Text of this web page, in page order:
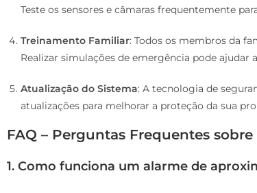
Teste os sensores e câmaras frequentemente
Treinamento Familiar: Todos os membros da
Realizar simulações de emergência pode
Atualização do Sistema: A tecnologia de
atualizações para melhorar a proteção da sua
FAQ – Perguntas Frequentes
1. Como funciona um alarme de